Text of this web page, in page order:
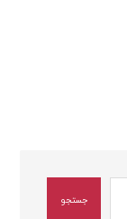
جستجو